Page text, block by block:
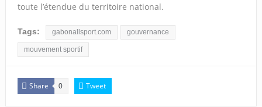
toute l’étendue du territoire national.
Tags: gabonallsport.com gouvernance
mouvement sportif
Share 0 Tweet